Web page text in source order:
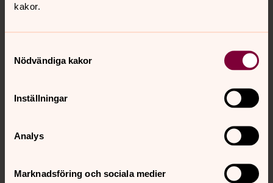
kakor.
Nödvändiga kakor
Inställningar
Analys
Marknadsföring och sociala medier
Kalender
Hitta snabbt